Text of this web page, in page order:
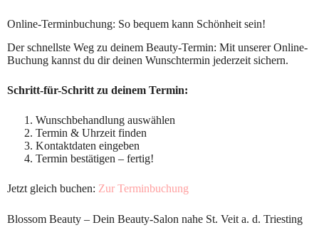
Online-Terminbuchung: So bequem kann Schönheit sein!
Der schnellste Weg zu deinem Beauty-Termin: Mit unserer Online-
Buchung kannst du dir deinen Wunschtermin jederzeit sichern.
Schritt-für-Schritt zu deinem Termin:
Wunschbehandlung auswählen
Termin & Uhrzeit finden
Kontaktdaten eingeben
Termin bestätigen – fertig!
Jetzt gleich buchen: Zur Terminbuchung
Blossom Beauty – Dein Beauty-Salon nahe St. Veit a. d. Triesting